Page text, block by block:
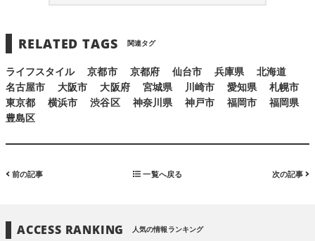
RELATED TAGS 関連タグ
ライフスタイル 京都市 京都府 仙台市 兵庫県
北海道
名古屋市
大阪市 大阪府 宮城県 川崎市 愛知県
札幌市
東京都
横浜市 渋谷区 神奈川県 神戸市 福岡市
福岡県
豊島区
前の記事 一覧へ戻る 次の記事
ACCESS RANKING 人気の情報ランキング